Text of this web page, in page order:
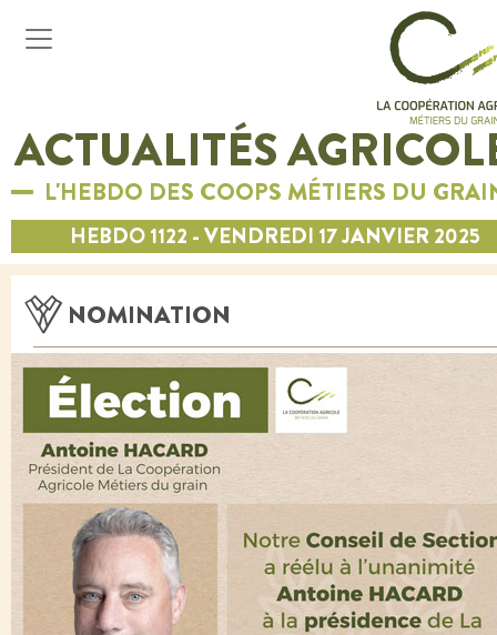
ACTUALITÉS
L'HEBDO DES COOPS MÉTIERS DU
HEBDO 1122 - VENDREDI 17 JANVIER 2025
NOMINATION